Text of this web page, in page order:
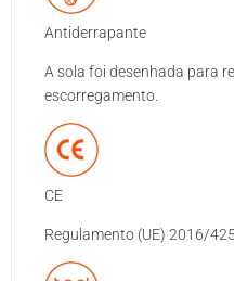
Antiderrapante
A sola foi desenhada para
escorregamento.
CE
Regulamento (UE) 2016/425.